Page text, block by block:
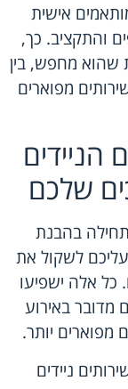
אישית
והתקציב. כך,
שהוא מחפש, בין
מפוארים
הניידים
שלכם
בהבנת
לשקול את
כל אלה ישפיעו
מדובר באירוע
מפוארים יותר.
ניידים